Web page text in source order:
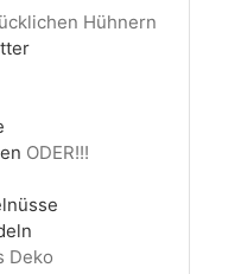
Hühnern
ODER!!!
Deko